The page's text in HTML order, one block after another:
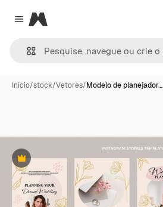
Close menu
Magnific
Início/stock/Vetores/Modelo de planejador…
Premium